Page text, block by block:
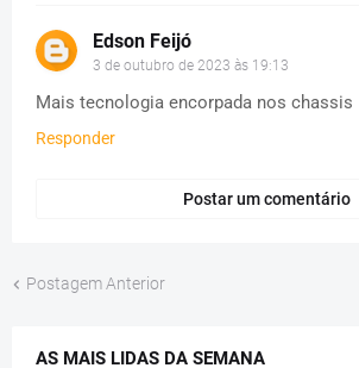
Edson Feijó
3 de outubro de 2023 às 19:13
Mais tecnologia encorpada nos chassis
Responder
Postar um comentário
Postagem Anterior
AS MAIS LIDAS DA SEMANA